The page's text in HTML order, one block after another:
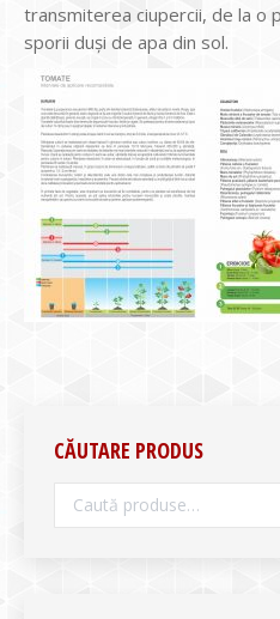
transmiterea ciupercii, de la o
sporii duși de apa din sol.
CĂUTARE PRODUS